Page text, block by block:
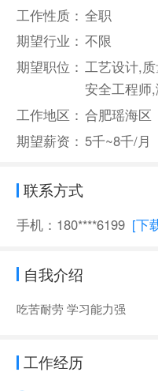
工作性质： 全职
期望行业： 不限
期望职位： 工艺设计,
安全工程师
工作地区： 合肥瑶海区
期望薪资： 5千~8千/月
联系方式
手机：180****6199 [下
自我介绍
吃苦耐劳 学习能力强
工作经历